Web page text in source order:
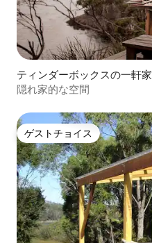
ティンダーボックスの一軒家
隠れ家的な空間
ゲストチョイス
ゲストチョイス